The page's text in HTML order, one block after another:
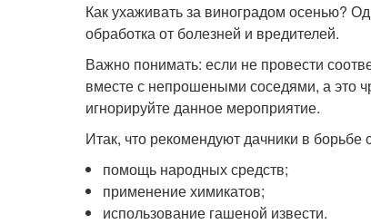
Как ухаживать за виноградом осенью?
обработка от болезней и вредителей.
Важно понимать: если не провести
вместе с непрошеными соседями, а это
игнорируйте данное мероприятие.
Итак, что рекомендуют дачники в
помощь народных средств;
применение химикатов;
использование гашеной извести.